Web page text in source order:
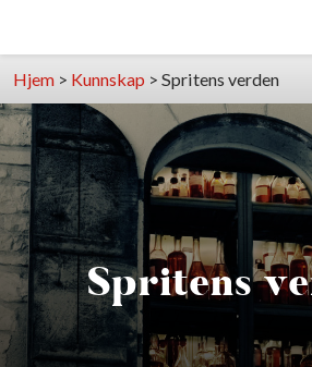
Hjem > Kunnskap >Spritens verden
Spritens